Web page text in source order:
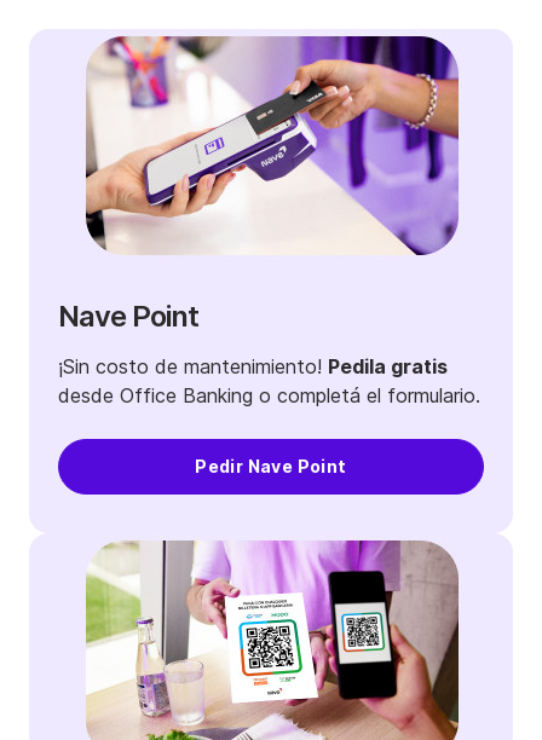
Nave Point
¡Sin costo de mantenimiento! Pedila gratis
desde Office Banking o completá el formulario.
Pedir Nave Point